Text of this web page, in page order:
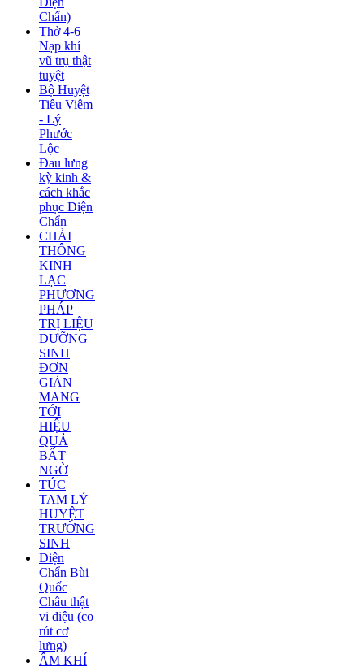
Chẩn)
Thở 4-6
Nạp khí
vũ trụ thật
tuyệt
Bộ Huyệt
Tiêu Viêm
- Lý
Phước
Lộc
Đau lưng
kỳ kinh &
cách khắc
phục Diện
Chẩn
CHẢI
THÔNG
KINH
LẠC
PHƯƠNG
PHÁP
TRỊ LIỆU
DƯỠNG
SINH
ĐƠN
GIẢN
MANG
TỚI
HIỆU
QUẢ
BẤT
NGỜ
TÚC
TAM LÝ
HUYỆT
TRƯỜNG
SINH
Diện
Chẩn Bùi
Quốc
Châu thật
vi diệu (co
rút cơ
lưng)
ÂM KHÍ